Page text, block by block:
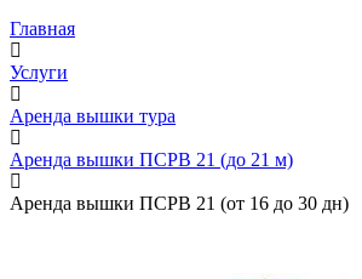
Главная
Услуги
Аренда вышки тура
Аренда вышки ПСРВ 21 (до 21 м)
Аренда вышки ПСРВ 21 (от 16 до 30 дн)